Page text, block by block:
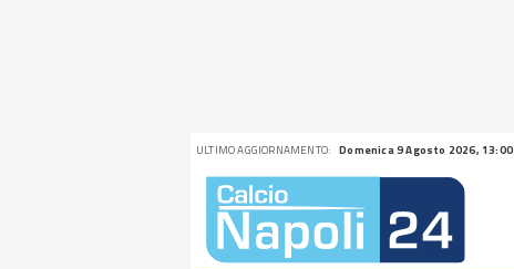
ULTIMO AGGIORNAMENTO: Domenica 9 Agosto 2026, 13:00